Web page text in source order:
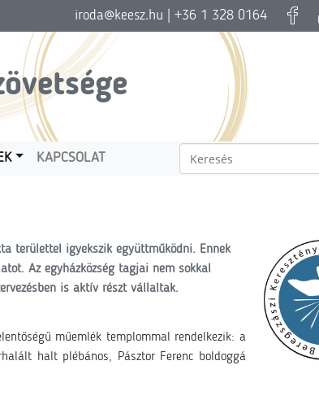
iroda@keesz.hu | +36 1 328 0164
KAPCSOLAT
területtel igyekszik együttműködni. Ennek
Az egyházközség tagjai nem sokkal
is aktív részt vállaltak.
műemlék templommal rendelkezik: a
halt plébános, Pásztor Ferenc boldoggá